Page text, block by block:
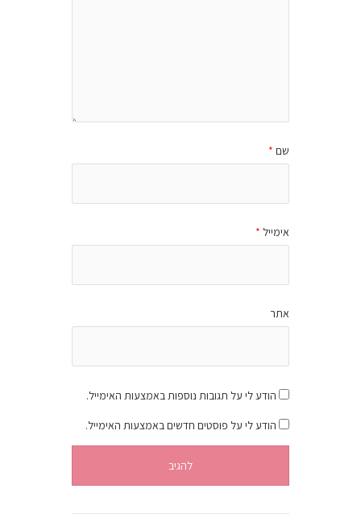
שם *
אימייל *
אתר
הודע לי על תגובות נוספות באמצעות האימייל.
הודע לי על פוסטים חדשים באמצעות האימייל.